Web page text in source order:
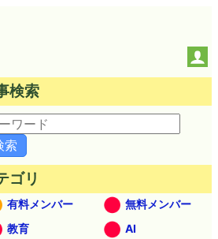
検索
ゴリ
有料メンバー
無料メンバー
教育
AI